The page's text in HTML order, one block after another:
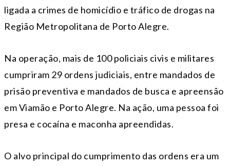
ligada a crimes de homicídio e tráfico de drogas na
Região Metropolitana de Porto Alegre.
Na operação, mais de 100 policiais civis e militares
cumpriram 29 ordens judiciais, entre mandados de
prisão preventiva e mandados de busca e apreensão
em Viamão e Porto Alegre. Na ação, uma pessoa foi
presa e cocaína e maconha apreendidas.
O alvo principal do cumprimento das ordens era um